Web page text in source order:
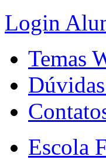
Login
Temas
Escola